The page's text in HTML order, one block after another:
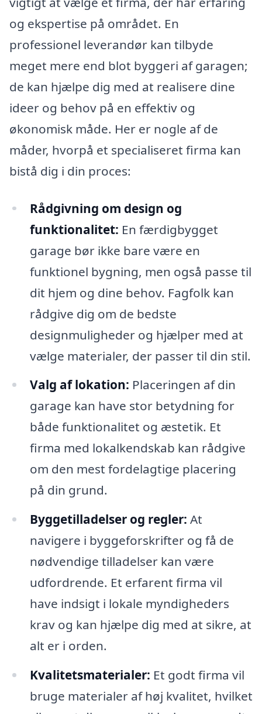
og ekspertise på området. En
professionel leverandør kan tilbyde
meget mere end blot byggeri af garagen;
de kan hjælpe dig med at realisere dine
ideer og behov på en effektiv og
økonomisk måde. Her er nogle af de
måder, hvorpå et specialiseret firma kan
bistå dig i din proces:
Rådgivning om design og
funktionalitet: En færdigbygget
garage bør ikke bare være en
funktionel bygning, men også passe til
dit hjem og dine behov. Fagfolk kan
rådgive dig om de bedste
designmuligheder og hjælper med at
vælge materialer, der passer til din stil.
Valg af lokation: Placeringen af din
garage kan have stor betydning for
både funktionalitet og æstetik. Et
firma med lokalkendskab kan rådgive
om den mest fordelagtige placering
på din grund.
Byggetilladelser og regler: At
navigere i byggeforskrifter og få de
nødvendige tilladelser kan være
udfordrende. Et erfarent firma vil
have indsigt i lokale myndigheders
krav og kan hjælpe dig med at sikre, at
alt er i orden.
Kvalitetsmaterialer: Et godt firma vil
bruge materialer af høj kvalitet, hvilket